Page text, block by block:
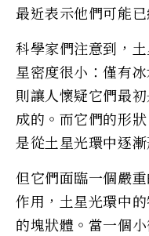
最近表示他們可能
科學家們注意到，
星密度很小：僅有
則讓人懷疑它們最
成的。而它們的形
是從土星光環中逐漸
但它們面臨一個嚴
作用，土星光環中
的塊狀體。當一個